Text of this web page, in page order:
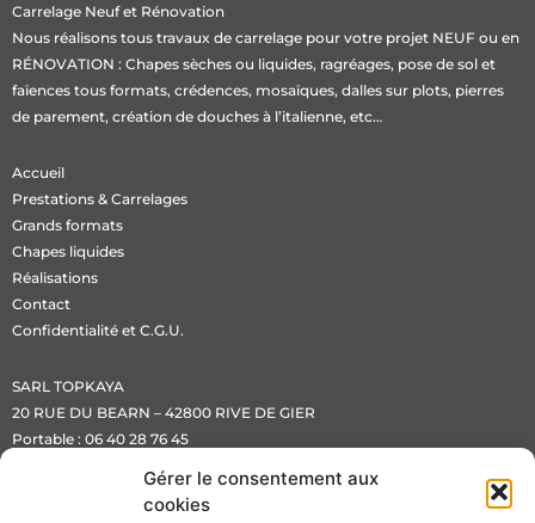
Gérer le consentement aux
cookies
Carrelage Neuf et Rénovation
Nous réalisons tous travaux de carrelage pour votre projet NEUF ou en
RÉNOVATION : Chapes sèches ou liquides, ragréages, pose de sol et
faïences tous formats, crédences, mosaïques, dalles sur plots, pierres
de parement, création de douches à l’italienne, etc…
Accueil
Prestations & Carrelages
Grands formats
Chapes liquides
Réalisations
Contact
Confidentialité et C.G.U.
SARL TOPKAYA
20 RUE DU BEARN – 42800 RIVE DE GIER
Portable : 06 40 28 76 45